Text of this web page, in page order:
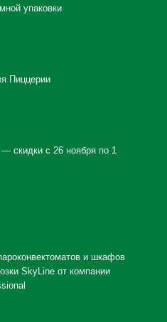
упаковки
Пиццерии
скидки с 26 ноября по 1
и шкафов
SkyLine от компании